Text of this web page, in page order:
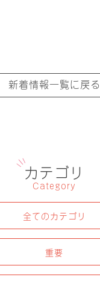
新着情報一覧に戻る
カテゴリ
Category
全てのカテゴリ
重要